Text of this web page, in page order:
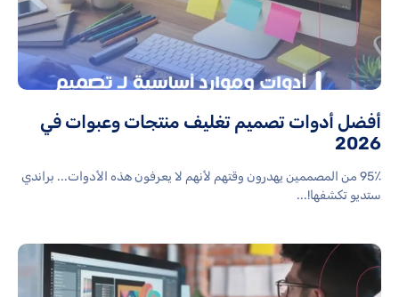
أفضل أدوات تصميم تغليف منتجات وعبوات في
2026
95٪ من المصممين يهدرون وقتهم لأنهم لا يعرفون هذه الأدوات... براندي
ستديو تكشفها!...